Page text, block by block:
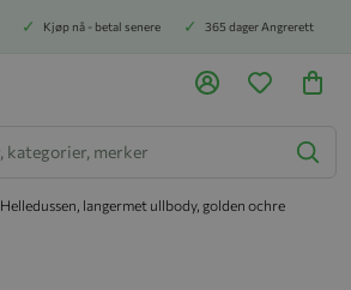
Kjøp nå - betal senere 365 dager Angrerett
Helledussen, langermet ullbody, golden ochre